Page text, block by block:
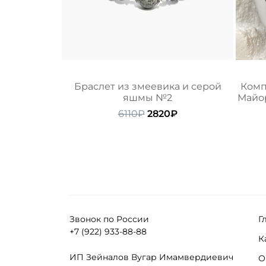
Браслет из змеевика и серой
яшмы №2
6110₽ Первоначальная
2820₽Текущая
Звонок по России
+7 (922) 933-88-88
ИП Зейналов Вугар Имамвердиевич